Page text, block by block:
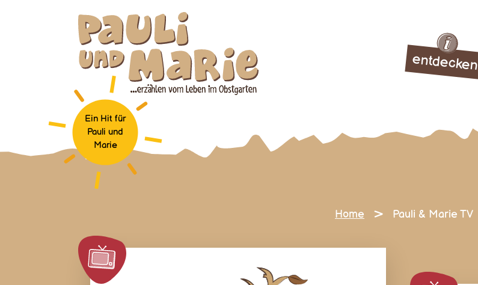
entdecken
Ein Hit für
Pauli und
Marie
Home > Pauli & Marie TV